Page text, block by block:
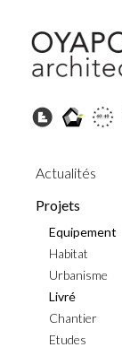
Actualités
Projets
Equipement
Habitat
Urbanisme
Livré
Chantier
Etudes